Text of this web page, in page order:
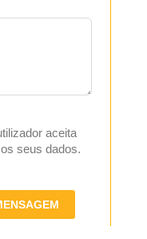
aceita
seus dados.